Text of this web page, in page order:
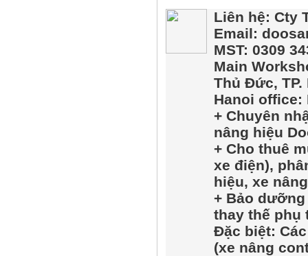
Liên hệ: Cty
Email:
MST: 0309
Main
Thủ Đức, TP.
Hanoi office:
+ Chuyên nh
nâng hiệu
+ Cho thuê m
xe điện),
hiệu, xe
+ Bảo dưỡ
thay thế phụ
Đặc biệt:
(xe nâng